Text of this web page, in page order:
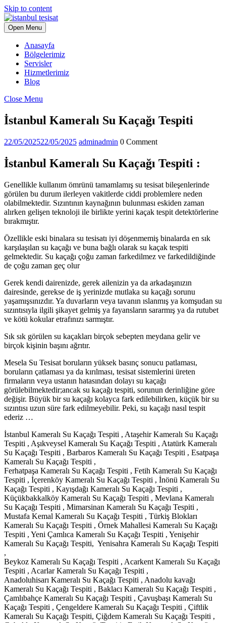
Skip to content
Open Menu
Anasayfa
Bölgelerimiz
Servisler
Hizmetlerimiz
Blog
Close Menu
İstanbul Kameralı Su Kaçağı Tespiti
22/05/202522/05/2025 adminadmin 0 Comment
İstanbul Kameralı Su Kaçağı Tespiti :
Genellikle kullanım ömrünü tamamlamış su tesisat bileşenlerinde
görülen bu durum ilerleyen vakitlerde ciddi problemlere neden
olabilmektedir. Sızıntının kaynağının bulunması eskiden zaman
alırken gelişen teknoloji ile birlikte yerini kaçak tespit detektörlerine
bırakmıştır.
Özellikle eski binalara su tesisatı iyi döşenmemiş binalarda en sık
karşılaşılan su kaçağı ve buna bağlı olarak su kaçak tespiti
gelmektedir. Su kaçağı çoğu zaman farkedilmez ve farkedildiğinde
de çoğu zaman geç olur
Gerek kendi dairenizde, gerek ailenizin ya da arkadaşınızın
dairesinde, gerekse de iş yerinizde mutlaka su kaçağı sorunu
yaşamışsınızdır. Ya duvarların veya tavanın ıslanmış ya komşudan su
sızıntısıyla ilgili şikayet gelmiş ya fayansların sararmış ya da rutubet
ve kötü kokular etrafınızı sarmıştır.
Sık sık görülen su kaçakları birçok sebepten meydana gelir ve
birçok kişinin başını ağrıtır.
Mesela Su Tesisat boruların yüksek basınç sonucu patlaması,
boruların çatlaması ya da kırılması, tesisat sistemlerini üreten
firmaların veya ustanın hatasından dolayı su kaçağı
görülebilmektedir;ancak su kaçağı tespiti, sorunun derinliğine göre
değişir. Büyük bir su kaçağı kolayca fark edilebilirken, küçük bir su
sızıntısı uzun süre fark edilmeyebilir. Peki, su kaçağı nasıl tespit
ederiz …
İstanbul Kameralı Su Kaçağı Tespiti , Ataşehir Kameralı Su Kaçağı
Tespiti , Aşıkveysel Kameralı Su Kaçağı Tespiti , Atatürk Kameralı
Su Kaçağı Tespiti , Barbaros Kameralı Su Kaçağı Tespiti , Esatpaşa
Kameralı Su Kaçağı Tespiti ,
Ferhatpaşa Kameralı Su Kaçağı Tespiti , Fetih Kameralı Su Kaçağı
Tespiti , İçerenköy Kameralı Su Kaçağı Tespiti , İnönü Kameralı Su
Kaçağı Tespiti , Kayışdağı Kameralı Su Kaçağı Tespiti ,
Küçükbakkalköy Kameralı Su Kaçağı Tespiti , Mevlana Kameralı
Su Kaçağı Tespiti , Mimarsinan Kameralı Su Kaçağı Tespiti ,
Mustafa Kemal Kameralı Su Kaçağı Tespiti , Türkiş Blokları
Kameralı Su Kaçağı Tespiti , Örnek Mahallesi Kameralı Su Kaçağı
Tespiti , Yeni Çamlıca Kameralı Su Kaçağı Tespiti , Yenişehir
Kameralı Su Kaçağı Tespiti, Yenisahra Kameralı Su Kaçağı Tespiti
,
Beykoz Kameralı Su Kaçağı Tespiti , Acarkent Kameralı Su Kaçağı
Tespiti , Acarlar Kameralı Su Kaçağı Tespiti ,
Anadoluhisarı Kameralı Su Kaçağı Tespiti , Anadolu kavağı Kameralı Su Kaçağı Tespiti , Baklacı Kameralı Su Kaçağı Tespiti , Çamlıbahçe Kameralı Su Kaçağı Tespiti , Çavuşbaşı Kameralı Su Kaçağı Tespiti , Çengeldere Kameralı Su Kaçağı Tespiti , Çiftlik Kameralı Su Kaçağı Tespiti, Çiğdem Kameralı Su Kaçağı Tespiti , Çubuklu Kameralı Su Kaçağı Tespiti , Fatih Kameralı Su Kaçağı Tespiti , Göksu Kameralı Su Kaçağı Tespiti , Gümüşsuyu Kameralı Su Kaçağı Tespiti , İncirköy Kameralı Su Kaçağı Tespiti , Kanlıca Kameralı Su Kaçağı Tespiti , Kavacık Kameralı Su Kaçağı Tespiti , Merkez Kameralı Su Kaçağı Tespiti , Ortaçeşme Kameralı Su Kaçağı Tespiti , Paşabahçe Kameralı Su Kaçağı Tespiti , Rüzgarlı Bahçe Kameralı Su Kaçağı Tespiti , Soğuksu Kameralı Su Kaçağı Tespiti , Tokatköy Kameralı Su Kaçağı Tespiti , Yalıköy Kameralı Su Kaçağı Tespiti , Yavuz Selim Kameralı Su Kaçağı Tespiti , Yenimahalle Kameralı Su Kaçağı Tespiti , Çekmeköy Kameralı Su Kaçağı Tespiti , Alemdağ Kameralı Su Kaçağı Tespiti , Aydınlar Kameralı Su Kaçağı Tespiti , Cumhuriyet Kameralı Su Kaçağı Tespiti, Çamlık Kameralı Su Kaçağı Tespiti , Çatalmeşe Kameralı Su Kaçağı Tespiti , Ekşioğlu Kameralı Su Kaçağı Tespiti , Güngören Kameralı Su Kaçağı Tespiti , Hamidiye Kameralı Su Kaçağı Tespiti , Kirazlıdere Kameralı Su Kaçağı Tespiti , Mehmet Akif Kameralı Su Kaçağı Tespiti , Merkez Kameralı Su Kaçağı Tespiti , Mimar Sinan Kameralı Su Kaçağı Tespiti , Nişantepe Kameralı Su Kaçağı Tespiti , Ömerli Kameralı Su Kaçağı Tespiti , Soğukpınar Kameralı Su Kaçağı Tespiti , Sultançiftliği Kameralı Su Kaçağı Tespiti , Taşdelen Kameralı Su Kaçağı Tespiti , Kadıköy Kameralı Su Kaçağı Tespiti , 19 Mayıs Kameralı Su Kaçağı Tespiti , Acıbadem Kameralı Su Kaçağı Tespiti , Bostancı Kameralı Su Kaçağı Tespiti , Caddebostan Kameralı Su Kaçağı Tespiti , Caferağa Kameralı Su Kaçağı Tespiti , Çifte Havuzlar Kameralı Su Kaçağı Tespiti , Dumlupınar Kameralı Su Kaçağı Tespiti , Eğitim Kameralı Su Kaçağı Tespiti , Erenköy Kameralı Su Kaçağı Tespiti , Fenerbahçe Kameralı Su Kaçağı Tespiti , Feneryolu Kameralı Su Kaçağı Tespiti , Fikirtepe Kameralı Su Kaçağı Tespiti , Göztepe Kameralı Su Kaçağı Tespiti , Kalamış Kameralı Su Kaçağı Tespiti , Hasanpaşa Kameralı Su Kaçağı Tespiti , Kazasker Kameralı Su Kaçağı Tespiti , Kızıltoprak Kameralı Su Kaçağı Tespiti , Koşuyolu Kameralı Su Kaçağı Tespiti , Kozyatağı Kameralı Su Kaçağı Tespiti , Kuşdili Kameralı Su Kaçağı Tespiti , Kuyubaşı Kameralı Su Kaçağı Tespiti , Merdivenköy Kameralı Su Kaçağı Tespiti , Moda Kameralı Su Kaçağı Tespiti , Osmanağa Kameralı Su Kaçağı Tespiti , Rasimpaşa Kameralı Su Kaçağı Tespiti , Rıhtım Kameralı Su Kaçağı Tespiti , Sahrayıcedid Kameralı Su Kaçağı Tespiti , Selamiçeşme Kameralı Su Kaçağı Tespiti, Şaşkınbakkal Kameralı Su Kaçağı Tespiti , Şenesenevler Kameralı Su Kaçağı Tespiti , Söğütlüçeşme Kameralı Su Kaçağı Tespiti , Suadiye Kameralı Su Kaçağı Tespiti , Ziverbey Kameralı Su Kaçağı Tespiti , Zühtüpaşa Kameralı Su Kaçağı Tespiti , Kartal Kameralı Su Kaçağı Tespiti , Atalar Kameralı Su Kaçağı Tespiti , Cumhuriyet Kameralı Su Kaçağı Tespiti , Çavuşoğlu Kameralı Su Kaçağı Tespiti , Esentepe Kameralı Su Kaçağı Tespiti , Gümüşpınar Kameralı Su Kaçağı Tespiti , Hürriyet Kameralı Su Kaçağı Tespiti , Karlıktepe Kameralı Su Kaçağı Tespiti , Kordonboyu Kameralı Su Kaçağı Tespiti , Kurfalı Kameralı Su Kaçağı Tespiti , Orhantepe Kameralı Su Kaçağı Tespiti , Ortamahalle Kameralı Su Kaçağı Tespiti , Petrol-İş Kameralı Su Kaçağı Tespiti , Rahmanlar Kameralı Su Kaçağı Tespiti , Soğanlık Kameralı Su Kaçağı Tespiti , Topselvi Kameralı Su Kaçağı Tespiti , Uğur Mumcu Kameralı Su Kaçağı Tespiti , Yakacık Kameralı Su Kaçağı Tespiti , Yalı Kameralı Su Kaçağı Tespiti , Yukarımahalle Kameralı Su Kaçağı Tespiti , Yunus Kameralı Su Kaçağı Tespiti , Maltepe Kameralı Su Kaçağı Tespiti ,Adatepe Kameralı Su Kaçağı Tespiti , Altayçeşme Kameralı Su Kaçağı Tespiti , Altıntepe Kameralı Su Kaçağı Tespiti ,Aydınevler Kameralı Su Kaçağı Tespiti , Bağlarbaşı Kameralı Su Kaçağı Tespiti , Başıbüyük Kameralı Su Kaçağı Tespiti , Büyükbakkalköy Kameralı Su Kaçağı Tespiti , Cevizli Kameralı Su Kaçağı Tespiti , Çınar Kameralı Su Kaçağı Tespiti , Doğuşkent Kameralı Su Kaçağı Tespiti , Esenkent Kameralı Su Kaçağı Tespiti , Feyzullah Kameralı Su Kaçağı Tespiti , Fındıklı Kameralı Su Kaçağı Tespiti , Girne Kameralı Su Kaçağı Tespiti , Gülensu Kameralı Su Kaçağı Tespiti , Gülsuyu Kameralı Su Kaçağı Tespiti , İdealtepe Kameralı Su Kaçağı Tespiti , Küçükyalı Kameralı Su Kaçağı Tespiti , Yalı Kameralı Su Kaçağı Tespiti , Yüzevler Kameralı Su Kaçağı Tespiti , Zümrütevler Kameralı Su Kaçağı Tespiti , Pendik Kameralı Su Kaçağı Tespiti , Ahmet Yesevi Kameralı Su Kaçağı Tespiti , Ballıca Kameralı Su Kaçağı Tespiti , Aydos Kameralı Su Kaçağı Tespiti , Bahçelievler Kameralı Su Kaçağı Tespiti , Çamçeşme Kameralı Su Kaçağı Tespiti , Çamlık Kameralı Su Kaçağı Tespiti , Çınardere Kameralı Su Kaçağı Tespiti , Ertuğrul gazi Kameralı Su Kaçağı Tespiti , Emirli Kameralı Su Kaçağı Tespiti , Esenler Kameralı Su Kaçağı Tespiti , Esenyalı Kameralı Su Kaçağı Tespiti , Fatih Kameralı Su Kaçağı Tespiti , Fevzi Çakmak Kameralı Su Kaçağı Tespiti , Göçbeyli Kameralı Su Kaçağı Tespiti , Güllübağlar Kameralı Su Kaçağı Tespiti , Güzelyalı Kameralı Su Kaçağı Tespiti , Harmandere Kameralı Su Kaçağı Tespiti , Kavakpınar Kameralı Su Kaçağı Tespiti , Kaynarca Kameralı Su Kaçağı Tespiti , Kurtdoğmuş Kameralı Su Kaçağı Tespiti , Kurtköy Kameralı Su Kaçağı Tespiti , Kurnaköy Kameralı Su Kaçağı Tespiti , Ramazanoğlu Kameralı Su Kaçağı Tespiti , Sanayi Kameralı Su Kaçağı Tespiti , Sapanbağları Kameralı Su Kaçağı Tespiti , Sülüntepe Kameralı Su Kaçağı Tespiti , Şeyhli Kameralı Su Kaçağı Tespiti , Velibaba Kameralı Su Kaçağı Tespiti , Yayalar Kameralı Su Kaçağı Tespiti , Yenimahalle Kameralı Su Kaçağı Tespiti , Yenişehir Kameralı Su Kaçağı Tespiti ,Yeşilbağlar Kameralı Su Kaçağı Tespiti , Sancaktepe Kameralı Su Kaçağı Tespiti , Abdurrahmangazi Kameralı Su Kaçağı Tespiti , Akpınar Kameralı Su Kaçağı Tespiti , Atatürk Kameralı Su Kaçağı Tespiti , Emek Kameralı Su Kaçağı Tespiti , Eyüpsultan Kameralı Su Kaçağı Tespiti , Fatih Kameralı Su Kaçağı Tespiti , Hilal Kameralı Su Kaçağı Tespiti , İnönü Kameralı Su Kaçağı Tespiti , Kemal Türkler Kameralı Su Kaçağı Tespiti , Meclis Kameralı Su Kaçağı Tespiti , Merve Kameralı Su Kaçağı Tespiti , Mevlana Kameralı Su Kaçağı Tespiti , Ortadağ Kameralı Su Kaçağı Tespiti , Osmangazi Kameralı Su Kaçağı Tespiti , Samandıra Kameralı Su Kaçağı Tespiti , Safa Kameralı Su Kaçağı Tespiti , Sarıgazi Kameralı Su Kaçağı Tespiti , Veysel Karani Kameralı Su Kaçağı Tespiti , Yenidoğan Kameralı Su Kaçağı Tespiti , Yunus Emre Kameralı Su Kaçağı Tespiti , Sultanbeyli Kameralı Su Kaçağı Tespiti , Adil Kameralı Su Kaçağı Tespiti , Ahmet Yesevi Kameralı Su Kaçağı Tespiti , Akşemsettin Kameralı Su Kaçağı Tespiti , Battalgazi Kameralı Su Kaçağı Tespiti , Fatih Kameralı Su Kaçağı Tespiti , Hamidiye Kameralı Su Kaçağı Tespiti , Mecidiye Kameralı Su Kaçağı Tespiti , Mehmet Akif Kameralı Su Kaçağı Tespiti , Mimarsinan Kameralı Su Kaçağı Tespiti , Necip Fazıl Kameralı Su Kaçağı Tespiti , Orhangazi Kameralı Su Kaçağı Tespiti , Turgutreis Kameralı Su Kaçağı Tespiti , Yavuz Selim Kameralı Su Kaçağı Tespiti , Şile Kameralı Su Kaçağı Tespiti , Ağva Kameralı Su Kaçağı Tespiti , Balibey Kameralı Su Kaçağı Tespiti , Çavuş Kameralı Su Kaçağı Tespiti , Hacıkasım Kameralı Su Kaçağı Tespiti , Kumbaba Kameralı Su Kaçağı Tespiti , Tuzla Kameralı Su Kaçağı Tespiti , Anadolu Kameralı Su Kaçağı Tespiti , Aydınlı Kameralı Su Kaçağı Tespiti , Aydıntepe Kameralı Su Kaçağı Tespiti , Cami Kameralı Su Kaçağı Tespiti , Evliya Çelebi Kameralı Su Kaçağı Tespiti , Fatih Kameralı Su Kaçağı Tespiti , Fırat Kameralı Su Kaçağı Tespiti , İçmeler Kameralı Su Kaçağı Tespiti , İstasyon Kameralı Su Kaçağı Tespiti , Mescit Kameralı Su Kaçağı Tespiti , Mimarsinan Kameralı Su Kaçağı Tespiti , Orhanlı Kameralı Su Kaçağı Tespiti , Postane Kameralı Su Kaçağı Tespiti , Şifa Kameralı Su Kaçağı Tespiti,Tepeören Kameralı Su Kaçağı Tespiti , Yayla Kameralı Su Kaçağı Tespiti , Ümraniye Kameralı Su Kaçağı Tespiti , Adem Yavuz Kameralı Su Kaçağı Tespiti , Altınşehir Kameralı Su Kaçağı Tespiti , Armağanevler Kameralı Su Kaçağı Tespiti , Atakent Kameralı Su Kaçağı Tespiti , Atatürk Kameralı Su Kaçağı Tespiti , Cemil Meriç Kameralı Su Kaçağı Tespiti , Çakmak Kameralı Su Kaçağı Tespiti , Çamlık Kameralı Su Kaçağı Tespiti , Dudullu Kameralı Su Kaçağı Tespiti , Elmalıkent Kameralı Su Kaçağı Tespiti , Esenevler Kameralı Su Kaçağı Tespiti , Esenşehir Kameralı Su Kaçağı Tespiti , Fatih Sultan Mehmet Kameralı Su Kaçağı Tespiti , Hekimbaşı Kameralı Su Kaçağı Tespiti , Huzur Kameralı Su Kaçağı Tespiti , Ihlamurkuyu Kameralı Su Kaçağı Tespiti , İnkılap Kameralı Su Kaçağı Tespiti , İstiklal Kameralı Su Kaçağı Tespiti , Kazım Karabekir Kameralı Su Kaçağı Tespiti , Mehmet Akif Kameralı Su Kaçağı Tespiti , Madenler Kameralı Su Kaçağı Tespiti , Namık Kemal Kameralı Su Kaçağı Tespiti , Necip Fazıl Kameralı Su Kaçağı Tespiti , Parseller Kameralı Su Kaçağı Tespiti , Saray Kameralı Su Kaçağı Tespiti , Site Kameralı Su Kaçağı Tespiti , Şerifali Kameralı Su Kaçağı Tespiti , Soyak Yenişehir Kameralı Su Kaçağı Tespiti , Tantavi Kameralı Su Kaçağı Tespiti , Tatlısu Kameralı Su Kaçağı Tespiti , Tepeüstü Kameralı Su Kaçağı Tespiti , Topağacı Kameralı Su Kaçağı Tespiti , Uydukent Kameralı Su Kaçağı Tespiti , Yamanevler Kameralı Su Kaçağı Tespiti , Yeni Sanayi Kameralı Su Kaçağı Tespiti , Üsküdar Kameralı Su Kaçağı Tespiti , Ahmediye Kameralı Su Kaçağı Tespiti , Altunizade Kameralı Su Kaçağı Tespiti , Aziz Mahmud Hüdayi Kameralı Su Kaçağı Tespiti , Barbaros Kameralı Su Kaçağı Tespiti , Beylerbeyi Kameralı Su Kaçağı Tespiti , Bulgurlu Kameralı Su Kaçağı Tespiti , Burhaniye Kameralı Su Kaçağı Tespiti , Cumhuriyet Kameralı Su Kaçağı Tespiti , Çengelköy Kameralı Su Kaçağı Tespiti , Dragos Kameralı Su Kaçağı Tespiti , Ferah Kameralı Su Kaçağı Tespiti , Güzeltepe Kameralı